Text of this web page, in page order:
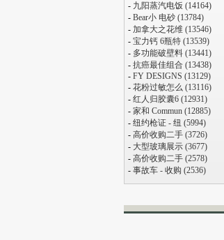
- 九阳蒸汽电饭 (14164)
- Bear小 电砂 (13784)
- 加拿大之花维 (13546)
- 宝力钙 6瓶特 (13539)
- 多功能破壁料 (13441)
- 抗癌最佳组合 (13438)
- FY DESIGNS (13129)
- 花粉过敏怎么 (13116)
- 红人归胶囊6 (12931)
- 家和 Commun (12885)
- 纽约枪证 - 纽 (5994)
- 高价收购二手 (3726)
- 大型玻璃展示 (3677)
- 高价收购二手 (2578)
- 事故车 - 收购 (2536)